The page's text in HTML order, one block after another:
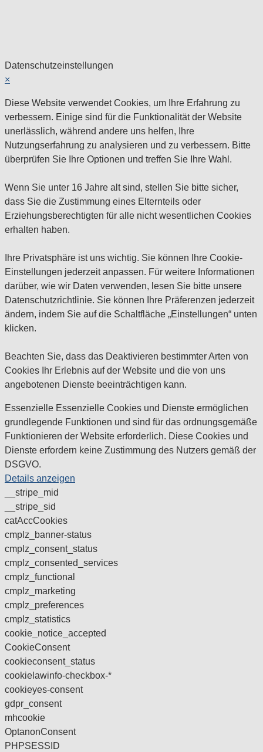
Datenschutzeinstellungen
×
Diese Website verwendet Cookies, um Ihre Erfahrung zu
verbessern. Einige sind für die Funktionalität der Website
unerlässlich, während andere uns helfen, Ihre
Nutzungserfahrung zu analysieren und zu verbessern. Bitte
überprüfen Sie Ihre Optionen und treffen Sie Ihre Wahl.
Wenn Sie unter 16 Jahre alt sind, stellen Sie bitte sicher,
dass Sie die Zustimmung eines Elternteils oder
Erziehungsberechtigten für alle nicht wesentlichen Cookies
erhalten haben.
Ihre Privatsphäre ist uns wichtig. Sie können Ihre Cookie-
Einstellungen jederzeit anpassen. Für weitere Informationen
darüber, wie wir Daten verwenden, lesen Sie bitte unsere
Datenschutzrichtlinie. Sie können Ihre Präferenzen jederzeit
ändern, indem Sie auf die Schaltfläche „Einstellungen“ unten
klicken.
Beachten Sie, dass das Deaktivieren bestimmter Arten von
Cookies Ihr Erlebnis auf der Website und die von uns
angebotenen Dienste beeinträchtigen kann.
Essenzielle Essenzielle Cookies und Dienste ermöglichen
grundlegende Funktionen und sind für das ordnungsgemäße
Funktionieren der Website erforderlich. Diese Cookies und
Dienste erfordern keine Zustimmung des Nutzers gemäß der
DSGVO.
Details anzeigen
__stripe_mid
__stripe_sid
catAccCookies
cmplz_banner-status
cmplz_consent_status
cmplz_consented_services
cmplz_functional
cmplz_marketing
cmplz_preferences
cmplz_statistics
cookie_notice_accepted
CookieConsent
cookieconsent_status
cookielawinfo-checkbox-*
cookieyes-consent
gdpr_consent
mhcookie
OptanonConsent
PHPSESSID